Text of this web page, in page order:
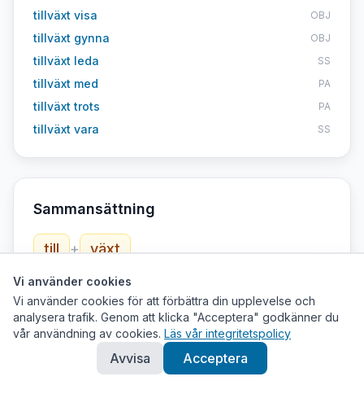
tillväxt visa OBJ
tillväxt gynna OBJ
tillväxt leda SS
tillväxt med PA
tillväxt trots PA
tillväxt vara SS
Sammansättning
till + växt
Hur hängertillväxtihop med andra ord?
Semantiska kopplingar från ordnätet
Vi använder cookies
Vi använder cookies för att förbättra din upplevelse och
analysera trafik. Genom att klicka "Acceptera" godkänner du
vår användning av cookies. Läs vår integritetspolicy
Avvisa Acceptera